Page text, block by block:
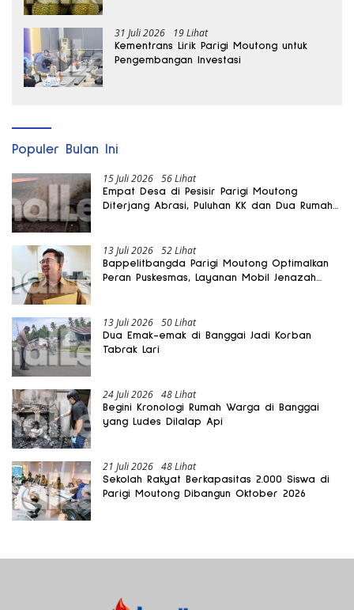
31 Juli 2026 19 Lihat
Kementrans Lirik Parigi Moutong untuk
Pengembangan Investasi
Populer Bulan Ini
15 Juli 2026 56 Lihat
Empat Desa di Pesisir Parigi Moutong
Diterjang Abrasi, Puluhan KK dan Dua Rumah
13 Juli 2026 52 Lihat
Bappelitbangda Parigi Moutong Optimalkan
Peran Puskesmas, Layanan Mobil Jenazah
13 Juli 2026 50 Lihat
Dua Emak-emak di Banggai Jadi Korban
Tabrak Lari
24 Juli 2026 48 Lihat
Begini Kronologi Rumah Warga di Banggai
yang Ludes Dilalap Api
21 Juli 2026 48 Lihat
Sekolah Rakyat Berkapasitas 2.000 Siswa di
Parigi Moutong Dibangun Oktober 2026